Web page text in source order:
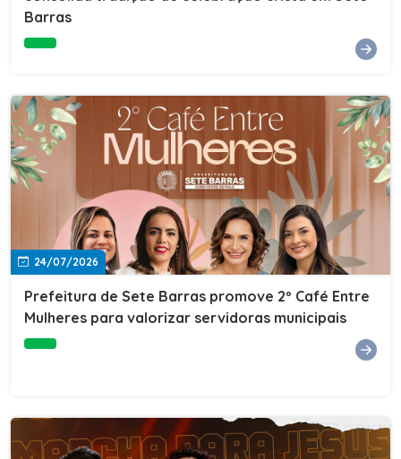
e do Instituto de Desenvolvimento Profissional
fundador da empresa Seu Consultor.Inscrições: FAÇA
AQUI
Barras
24/07/2026
Prefeitura de Sete Barras promove 2º Café Entre
Mulheres para valorizar servidoras municipais